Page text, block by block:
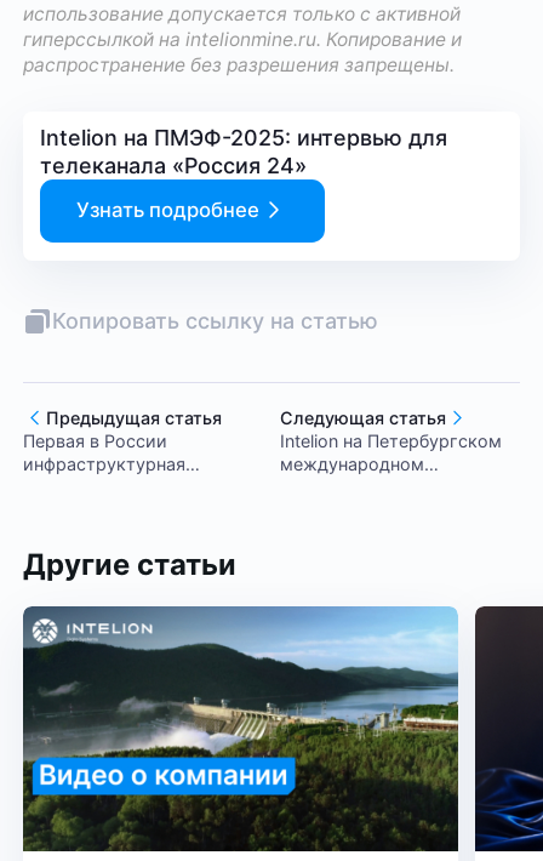
использование допускается только с активной
гиперссылкой наintelionmine.ru. Копирование и
распространение без разрешения запрещены.
Intelion на ПМЭФ-2025: интервью для
телеканала «Россия 24»
Узнать подробнее
Копировать ссылку на статью
Предыдущая статья
Первая в России
инфраструктурная
Следующая статья
Intelion на Петербургском
международном
Другие статьи